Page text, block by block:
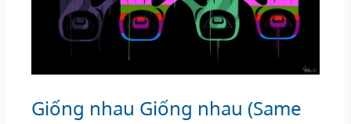
Giống nhau Giống nhau (Same